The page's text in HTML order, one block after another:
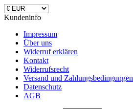
Kundeninfo
Impressum
Über uns
Widerruf erklären
Kontakt
Widerrufsrecht
Versand und Zahlungsbedingungen
Datenschutz
AGB